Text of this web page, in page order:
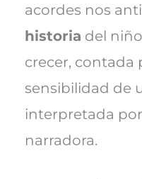
acordes nos
historia del
crecer, contada
sensibilidad de
interpretada
narradora.